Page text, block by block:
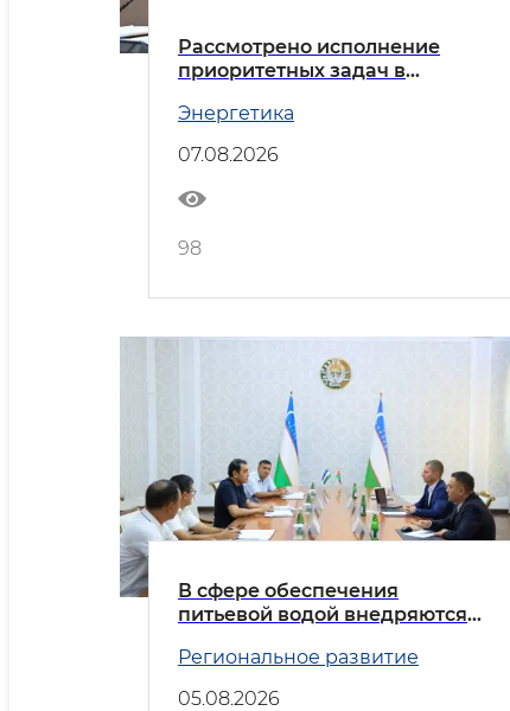
Рассмотрено исполнение
приоритетных задач в
Энергетика
07.08.2026
98
В сфере обеспечения
питьевой водой внедряются
Региональное развитие
05.08.2026